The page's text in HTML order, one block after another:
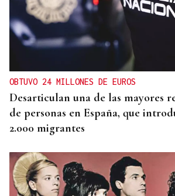
OBTUVO 24 MILLONES DE EUROS
Desarticulan una de las mayores
de personas en España, que
2.000 migrantes